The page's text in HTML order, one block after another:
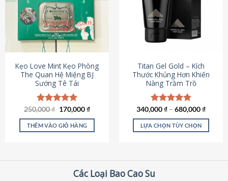
tùy
chọn
có
chọn
trên
trang
sản
phẩm
Kẹo Love Mint Kẹo Phòng
The Quan Hệ Miệng BJ
Sướng Tê Tái
Được xếp
hạng5.00
5 sao
250,000₫ Giá
là:
250,000 ₫.
170,000₫Giá
tại
THÊM VÀO GIỎ HÀNG
Titan Gel Gold – Kích
Thước Khủng Hơn Khiến
Nàng Trầm Trồ
Được xếp
hạng4.79
5 sao
340,000₫ – 680,000₫
LỰA CHỌN TÙY CHỌN
Các Loại Bao Cao Su